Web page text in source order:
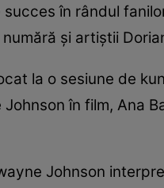
în rândul
şi artiştii
la o sesiune de
în film, Ana
Johnson